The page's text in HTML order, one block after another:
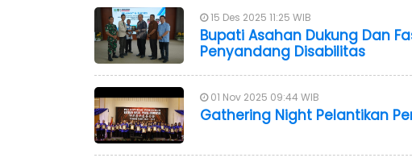
15 Des 2025 11:25 WIB
Bupati Asahan Dukung Dan
Penyandang Disabilitas
01 Nov 2025 09:44 WIB
Gathering Night Pelantikan